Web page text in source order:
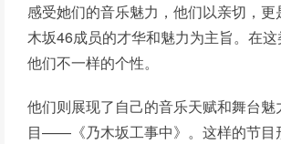
感受她们的音乐魅力，他们以亲切，
木坂46成员的才华和魅力为主旨。在
他们不一样的个性。
他们则展现了自己的音乐天赋和舞台
目——《乃木坂工事中》。这样的节目